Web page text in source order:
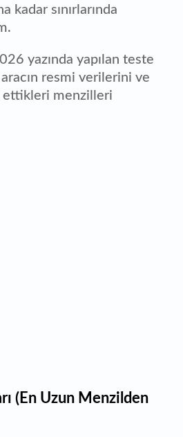
kadar sınırlarında
yazında yapılan teste
resmi verilerini ve
ettikleri menzilleri
(En Uzun Menzilden